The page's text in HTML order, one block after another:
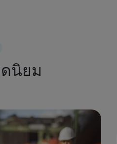
นิยม